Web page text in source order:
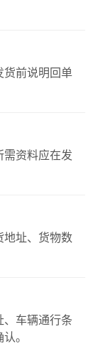
货前说明回单
需资料应在发
地址、货物数
、车辆通行条
。